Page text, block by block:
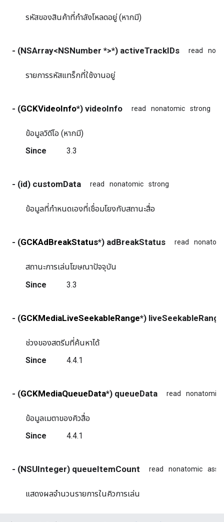
รหัสของสินค้าที่กำลังโหลดอยู่ (หากมี)
- (NSArray<NSNumber *>*) activeTrackIDs read
รายการรหัสแทร็กที่ใช้งานอยู่
- (GCKVideoInfo*) videoInfo read nonatomic strong
ข้อมูลวิดีโอ (หากมี)
Since
3.3
- (id) customData read nonatomic strong
ข้อมูลที่กําหนดเองที่เชื่อมโยงกับสถานะสื่อ
- (GCKAdBreakStatus*) adBreakStatus read
สถานะการเล่นโฆษณาปัจจุบัน
Since
3.3
- (GCKMediaLiveSeekableRange*) liveSeekableRange
ช่วงของสตรีมที่ค้นหาได้
Since
4.4.1
- (GCKMediaQueueData*) queueData read nonatomic
ข้อมูลเมตาของคิวสื่อ
Since
4.4.1
- (NSUInteger) queueItemCount read nonatomic
แสดงผลจำนวนรายการในคิวการเล่น